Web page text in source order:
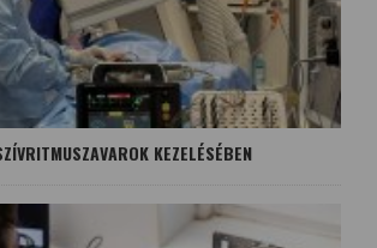
KEZELÉSÉBEN